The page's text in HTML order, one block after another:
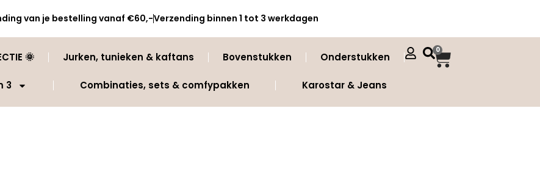
van je bestelling vanaf €60,-Verzending binnen 1 tot 3 werkdagen
🌞 Jurken, tunieken & kaftans Bovenstukken Onderstukken
3 Combinaties, sets & comfypakken Karostar & Jeans
0